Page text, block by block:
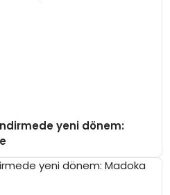
yeni dönem: